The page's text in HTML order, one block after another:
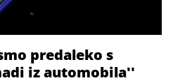
predaleko s
iz automobila''